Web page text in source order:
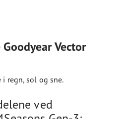
Vector
i regn, sol og sne.
ved